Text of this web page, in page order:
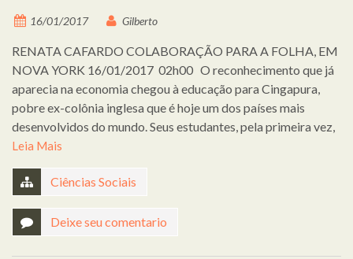
16/01/2017 Gilberto
RENATA CAFARDO COLABORAÇÃO PARA A FOLHA, EM
NOVA YORK 16/01/2017 02h00 O reconhecimento que já
aparecia na economia chegou à educação para Cingapura,
pobre ex-colônia inglesa que é hoje um dos países mais
desenvolvidos do mundo. Seus estudantes, pela primeira vez,
Leia Mais
Ciências Sociais
Deixe seu comentario